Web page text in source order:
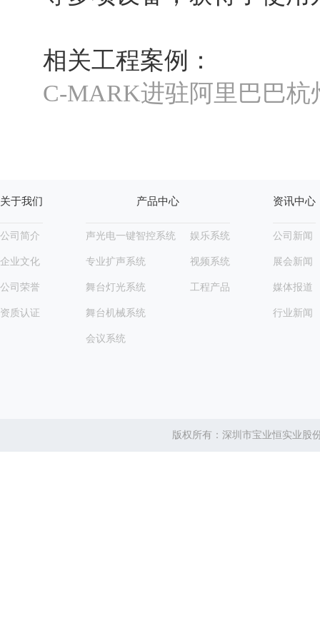
相关工程案例：
C-MARK进驻阿里巴巴杭
关于我们
公司简介
企业文化
公司荣誉
资质认证
产品中心
声光电一键智控系统
专业扩声系统
舞台灯光系统
舞台机械系统
会议系统
娱乐系统
视频系统
工程产品
资讯中心
公司新闻
展会新闻
媒体报道
行业新闻
版权所有：深圳市宝业恒实业